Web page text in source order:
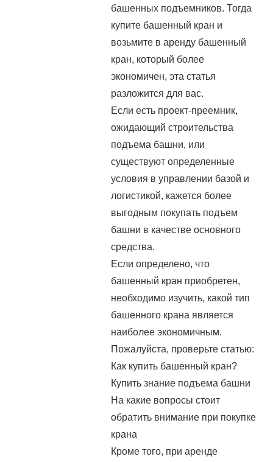
башенных подъемников. Тогда
купите башенный кран и
возьмите в аренду башенный
кран, который более
экономичен, эта статья
разложится для вас.
Если есть проект-преемник,
ожидающий строительства
подъема башни, или
существуют определенные
условия в управлении базой и
логистикой, кажется более
выгодным покупать подъем
башни в качестве основного
средства.
Если определено, что
башенный кран приобретен,
необходимо изучить, какой тип
башенного крана является
наиболее экономичным.
Пожалуйста, проверьте статью:
Как купить башенный кран?
Купить знание подъема башни
На какие вопросы стоит
обратить внимание при покупке
крана
Кроме того, при аренде